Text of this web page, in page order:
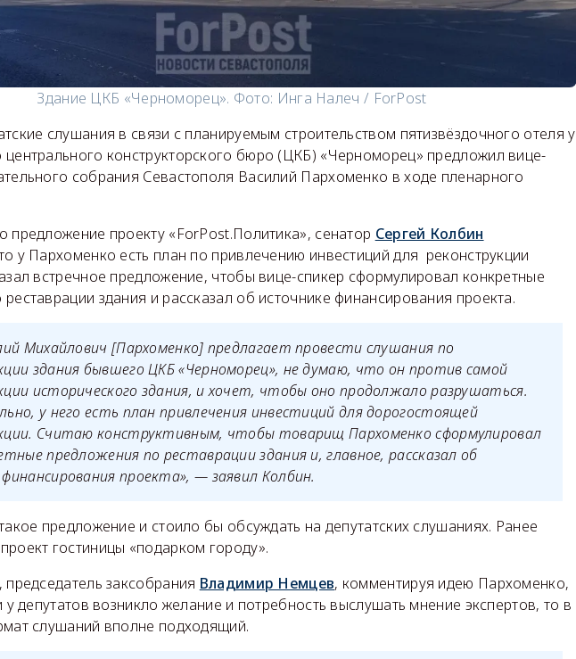
Здание ЦКБ «Черноморец». Фото: Инга Налеч / ForPost
слушания в связи с планируемым строительством пятизвёздочного отеля у
конструкторского бюро (ЦКБ) «Черноморец» предложил вице-
собрания Севастополя Василий Пархоменко в ходе пленарного
предложение проекту «ForPost.Политика», сенатор Сергей Колбин
у Пархоменко есть план по привлечению инвестиций для реконструкции
встречное предложение, чтобы вице-спикер сформулировал конкретные
здания и рассказал об источнике финансирования проекта.
Михайлович [Пархоменко] предлагает провести слушания по
здания бывшего ЦКБ «Черноморец», не думаю, что он против самой
исторического здания, и хочет, чтобы оно продолжало разрушаться.
у него есть план привлечения инвестиций для дорогостоящей
Считаю конструктивным, чтобы товарищ Пархоменко сформулировал
предложения по реставрации здания и, главное, рассказал об
проекта», — заявил Колбин.
предложение и стоило бы обсуждать на депутатских слушаниях. Ранее
проект гостиницы «подарком городу».
заксобрания Владимир Немцев, комментируя идею Пархоменко,
у депутатов возникло желание и потребность выслушать мнение экспертов, то в
слушаний вполне подходящий.